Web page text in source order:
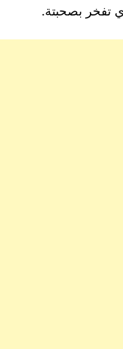
تفخر بصحبتة.